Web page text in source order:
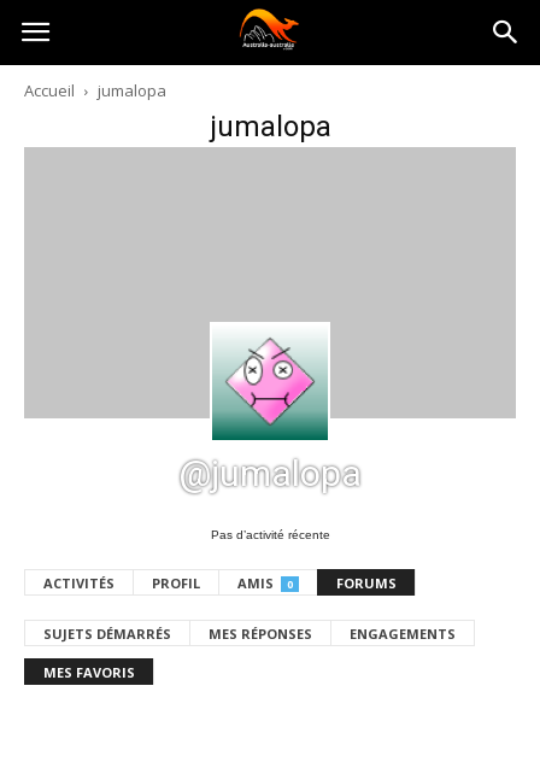
Australia-
australie.com
Accueil jumalopa
jumalopa
@jumalopa
Pas d’activité récente
ACTIVITÉS PROFIL AMIS 0 FORUMS
SUJETS DÉMARRÉS MES RÉPONSES ENGAGEMENTS
MES FAVORIS